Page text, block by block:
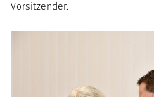
Vorsitzender.